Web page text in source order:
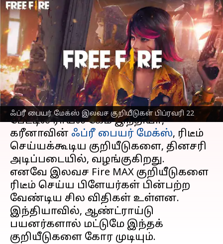
ஃப்ரீ பையர் மேக்ஸ் இலவச குறியீடுகள் பிப்ரவரி 22
பிப்ரவரி 22க்கான Free Fire
MAX இலவச குறியீடுகள் -
பெறுவதற்கான
வழிமுறைகள்;
எழுதியவர் Siranjeevi Feb 22, 2023 10:27 am
செய்தி முன்னோட்டம்
பேட்டில் ராயல் கேம் இந்தியா,
கரீனாவின் ஃப்ரீ பையர் மேக்ஸ், ரிடீம்
செய்யக்கூடிய குறியீடுகளை, தினசரி
அடிப்படையில், வழங்குகிறது.
எனவே இலவச Fire MAX குறியீடுகளை
ரிடீம் செய்ய பிளேயர்கள் பின்பற்ற
வேண்டிய சில விதிகள் உள்ளன.
இந்தியாவில், ஆண்ட்ராய்டு
பயனர்களால் மட்டுமே இந்தக்
குறியீடுகளை கோர முடியும்.